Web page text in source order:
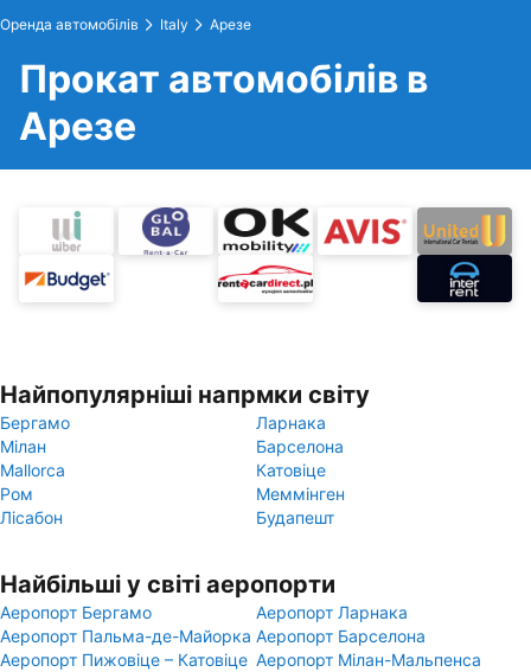
Оренда автомобілів Italy Арезе
Прокат автомобілів в
Арезе
Найпопулярніші напрмки світу
Бергамо
Ларнака
Мілан
Барселона
Mallorca
Катовіце
Ром
Меммінген
Лісабон
Будапешт
Найбільші у світі аеропорти
Аеропорт Бергамо
Аеропорт Ларнака
Аеропорт Пальма-де-Майорка Аеропорт Барселона
Аеропорт Пижовіце – Катовіце Аеропорт Мілан-Мальпенса